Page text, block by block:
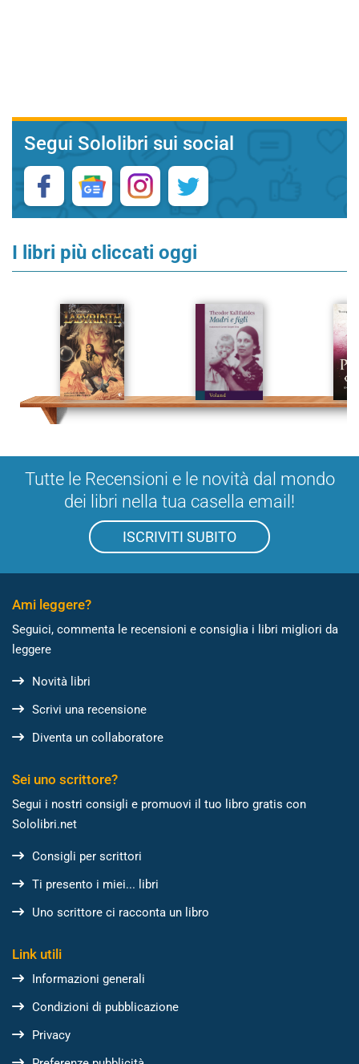
Segui Sololibri sui social
I libri più cliccati oggi
Tutte le Recensioni e le novità dal mondo
dei libri nella tua casella email!
ISCRIVITI SUBITO
Ami leggere?
Seguici, commenta le recensioni e consiglia i libri migliori da
leggere
Novità libri
Scrivi una recensione
Diventa un collaboratore
Sei uno scrittore?
Segui i nostri consigli e promuovi il tuo libro gratis con
Sololibri.net
Consigli per scrittori
Ti presento i miei... libri
Uno scrittore ci racconta un libro
Link utili
Informazioni generali
Condizioni di pubblicazione
Privacy